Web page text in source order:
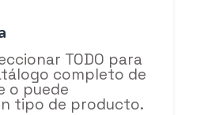
TODO para
completo de
o puede
tipo de producto.